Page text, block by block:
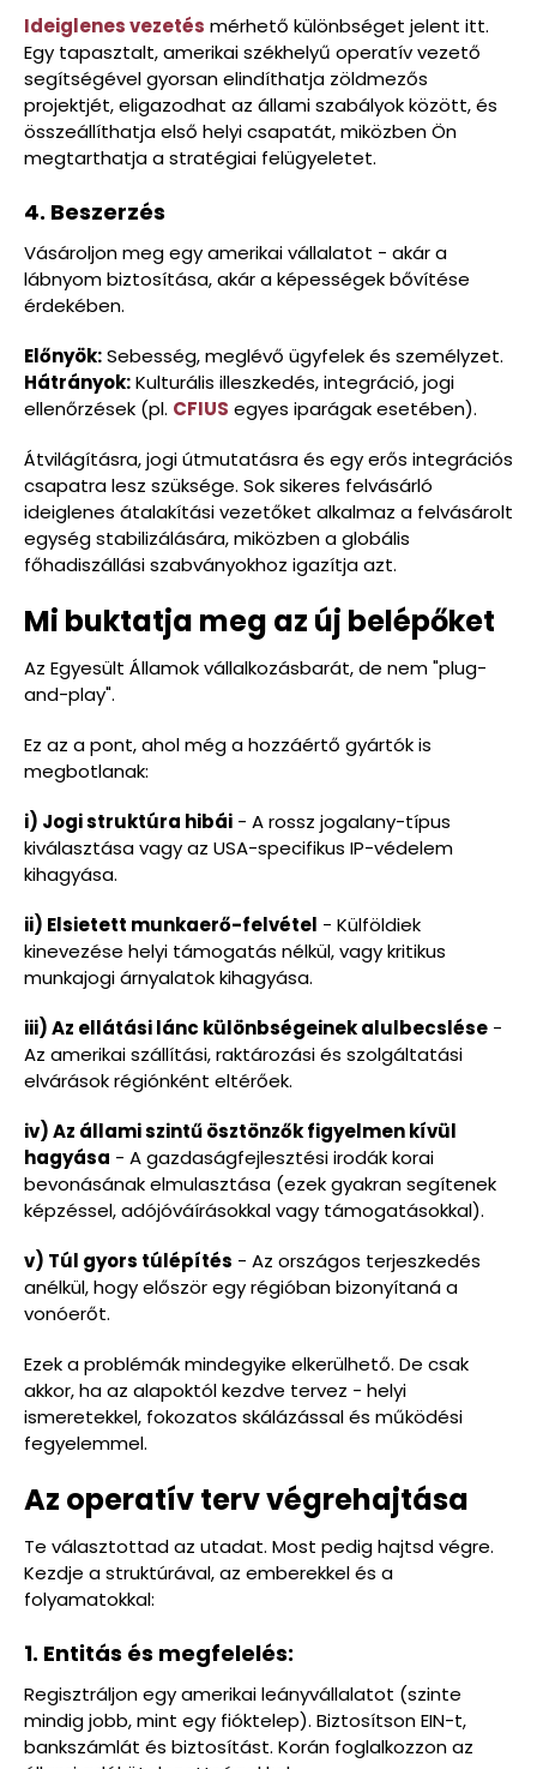
Ideiglenes vezetés mérhető különbséget jelent itt.
Egy tapasztalt, amerikai székhelyű operatív vezető
segítségével gyorsan elindíthatja zöldmezős
projektjét, eligazodhat az állami szabályok között, és
összeállíthatja első helyi csapatát, miközben Ön
megtarthatja a stratégiai felügyeletet.
4. Beszerzés
Vásároljon meg egy amerikai vállalatot - akár a
lábnyom biztosítása, akár a képességek bővítése
érdekében.
Előnyök:Sebesség, meglévő ügyfelek és személyzet.
Hátrányok:Kulturális illeszkedés, integráció, jogi
ellenőrzések (pl. CFIUS egyes iparágak esetében).
Átvilágításra, jogi útmutatásra és egy erős integrációs
csapatra lesz szüksége. Sok sikeres felvásárló
ideiglenes átalakítási vezetőket alkalmaz a felvásárolt
egység stabilizálására, miközben a globális
főhadiszállási szabványokhoz igazítja azt.
Mi buktatja meg az új belépőket
Az Egyesült Államok vállalkozásbarát, de nem "plug-
and-play".
Ez az a pont, ahol még a hozzáértő gyártók is
megbotlanak:
i) Jogi struktúra hibái - A rossz jogalany-típus
kiválasztása vagy az USA-specifikus IP-védelem
kihagyása.
ii) Elsietett munkaerő-felvétel - Külföldiek
kinevezése helyi támogatás nélkül, vagy kritikus
munkajogi árnyalatok kihagyása.
iii) Az ellátási lánc különbségeinek alulbecslése -
Az amerikai szállítási, raktározási és szolgáltatási
elvárások régiónként eltérőek.
iv) Az állami szintű ösztönzők figyelmen kívül
hagyása - A gazdaságfejlesztési irodák korai
bevonásának elmulasztása (ezek gyakran segítenek
képzéssel, adójóváírásokkal vagy támogatásokkal).
v) Túl gyors túlépítés - Az országos terjeszkedés
anélkül, hogy először egy régióban bizonyítaná a
vonóerőt.
Ezek a problémák mindegyike elkerülhető. De csak
akkor, ha az alapoktól kezdve tervez - helyi
ismeretekkel, fokozatos skálázással és működési
fegyelemmel.
Az operatív terv végrehajtása
Te választottad az utadat. Most pedig hajtsd végre.
Kezdje a struktúrával, az emberekkel és a
folyamatokkal:
1. Entitás és megfelelés:
Regisztráljon egy amerikai leányvállalatot (szinte
mindig jobb, mint egy fióktelep). Biztosítson EIN-t,
bankszámlát és biztosítást. Korán foglalkozzon az